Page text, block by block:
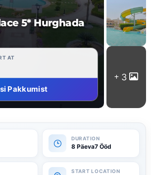
5* Hurghada
AT
Pakkumist
3
8 Päeva7 Ööd